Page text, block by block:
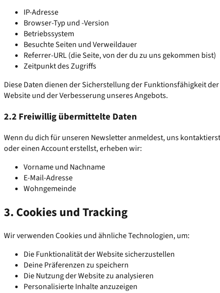
IP-Adresse
Browser-Typ und -Version
Betriebssystem
Besuchte Seiten und Verweildauer
Referrer-URL (die Seite, von der du zu uns gekommen bist)
Zeitpunkt des Zugriffs
Diese Daten dienen der Sicherstellung der Funktionsfähigkeit der
Website und der Verbesserung unseres Angebots.
2.2 Freiwillig übermittelte Daten
Wenn du dich für unseren Newsletter anmeldest, uns kontaktierst
oder einen Account erstellst, erheben wir:
Vorname und Nachname
E-Mail-Adresse
Wohngemeinde
3. Cookies und Tracking
Wir verwenden Cookies und ähnliche Technologien, um:
Die Funktionalität der Website sicherzustellen
Deine Präferenzen zu speichern
Die Nutzung der Website zu analysieren
Personalisierte Inhalte anzuzeigen